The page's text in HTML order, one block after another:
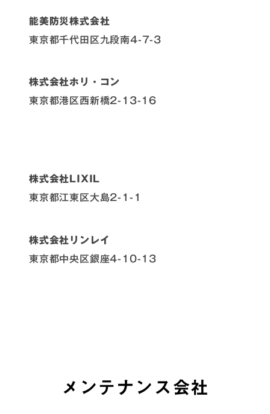
能美防災株式会社
東京都千代田区九段南4-7-3
株式会社ホリ・コン
東京都港区西新橋2-13-16
株式会社LIXIL
東京都江東区大島2-1-1
株式会社リンレイ
東京都中央区銀座4-10-13
メンテナンス会社